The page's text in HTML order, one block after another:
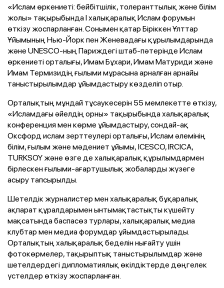
«Ислам өркениеті: бейбітшілік, толеранттылық және білім
жолы» тақырыбында І халықаралық Ислам форумын
өткізу жоспарланған. Сонымен қатар Біріккен Ұлттар
Ұйымының Нью-Йорк пен Женевадағы құрылымдарында
және UNESCО-ның Париждегі штаб-пәтерінде Ислам
өркениеті орталығы, Имам Бұхари, Имам Матуриди және
Имам Термизидің ғылыми мұрасына арналған арнайы
таныстырылымдар ұйымдастыру көзделіп отыр.
Орталықтың мұндай тұсаукесерін 55 мемлекетте өткізу,
«Исламдағы әйелдің орны» тақырыбында халықаралық
конференция мен көрме ұйымдастыру, сондай-ақ
Оксфорд ислам зерттеулері орталығы, Ислам әлемінің
білім, ғылым және мәдениет ұйымы, ICESCO, IRCICA,
TURKSOY және өзге де халықаралық құрылымдармен
бірлескен ғылыми-ағартушылық жобаларды жүзеге
асыру тапсырылды.
Шетелдік журналистер мен халықаралық бұқаралық
ақпарат құралдарымен ынтымақтастықты күшейту
мақсатында баспасөз турлары, халықаралық медиа
клубтар мен медиа форумдар ұйымдастырылады.
Орталықтың халықаралық беделін нығайту үшін
фотокөрмелер, тақырыптық таныстырылымдар және
шетелдердегі дипломатиялық өкілдіктерде дөңгелек
үстелдер өткізу жоспарланған.